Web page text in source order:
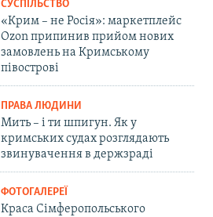
СУСПІЛЬСТВО
«Крим – не Росія»: маркетплейс
Ozon припинив прийом нових
замовлень на Кримському
півострові
ПРАВА ЛЮДИНИ
Мить – і ти шпигун. Як у
кримських судах розглядають
звинувачення в держзраді
ФОТОГАЛЕРЕЇ
Краса Сімферопольського